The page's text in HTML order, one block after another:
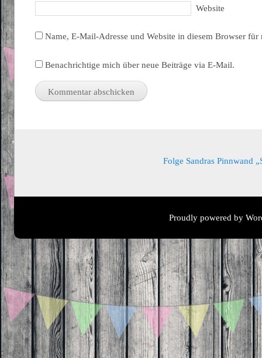
Website
Name, E-Mail-Adresse und Website in diesem Browser
Benachrichtige mich über neue Beiträge via E-Mail.
Folge Sandras Pinnwand
Proudly powered by